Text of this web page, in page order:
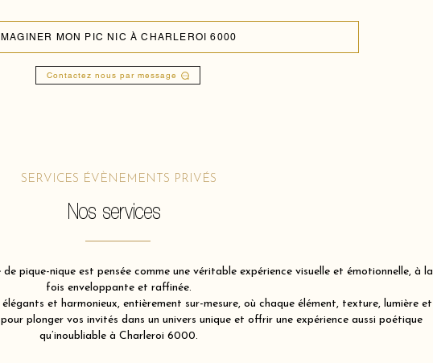
IMAGINER MON PIC NIC À CHARLEROI 6000
Contactez nous par message
SERVICES ÉVÈNEMENTS PRIVÉS
Nos services
pique-nique est pensée comme une véritable expérience visuelle et émotionnelle, à la
fois enveloppante et raffinée.
et harmonieux, entièrement sur-mesure, où chaque élément, texture, lumière et
plonger vos invités dans un univers unique et offrir une expérience aussi poétique
qu’inoubliable à Charleroi 6000.